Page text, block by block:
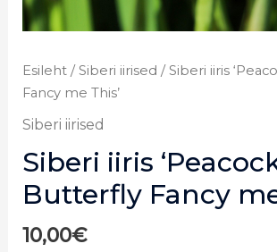
Esileht/Siberi iirised / Siberi iiris
Fancy me This’
Siberi iirised
Siberi iiris
Butterfly Fancy
10,00€